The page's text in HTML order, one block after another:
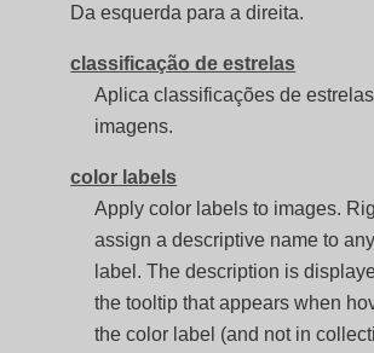
Da esquerda para a direita.
classificação de estrelas
Aplica classificações de
imagens.
color labels
Apply color labels to images.
assign a descriptive name to
label. The description is
the tooltip that appears when
the color label (and not in